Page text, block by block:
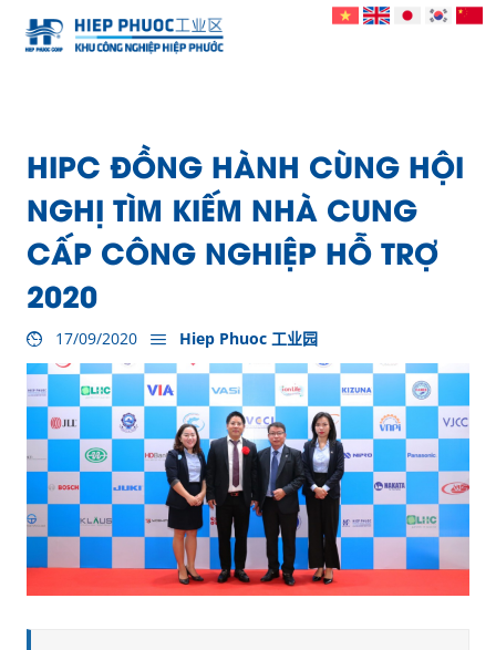
HIPC ĐỒNG HÀNH CÙNG HỘI
NGHỊ TÌM KIẾM NHÀ CUNG
CẤP CÔNG NGHIỆP HỖ TRỢ
2020
17/09/2020 Hiep Phuoc 工业园